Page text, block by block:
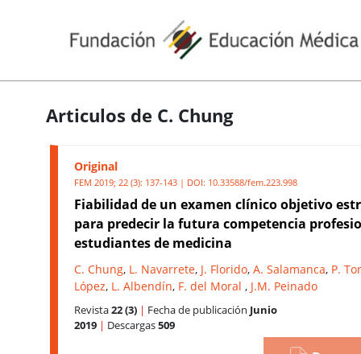
Articulos de C. Chung
Original
FEM 2019; 22 (3): 137-143 | DOI: 10.33588/fem.223.998
Fiabilidad de un examen clínico objetivo
para predecir la futura competencia
estudiantes de medicina
C. Chung, L. Navarrete, J. Florido, A. Salamanca, P.
López, L. Albendín, F. del Moral , J.M. Peinado
Revista22 (3) | Fecha de publicación Junio
2019 | Descargas509